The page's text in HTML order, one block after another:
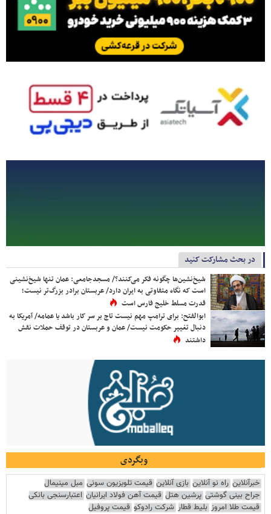
در بحث مشارکت کنید
شیخ‌نشین‌ها چگونه فکر می‌کنند؟/ مسجدجامعی: عمان تنها شیخ‌نشینی
است که نگاه متفاوتی به ایران دارد/ عربستان برادر بزرگ‌تر نیست؛
قدرت مسلط خلیج فارس است
ابوالفتح: برای ترامپ مهم نیست تاج بر سر کار باشد یا عمامه/ آمریکا به
دنبال تغییر حکومت نیست/ عمان و عربستان در توقف حملات نقش
داشتند
وبگردی
خبرآنلاین راه نو آنلاین بازی آنلاین قیمت تلویزیون سونی مبل مینیمال
جراح بینی گوشتی پرشین هتل قیمت آهن فولاد ایرانیان اعتبارسنجی بانکی
قیمت طلا امروز بلیط قطار شرکت رادوکو قیمت پروفیل